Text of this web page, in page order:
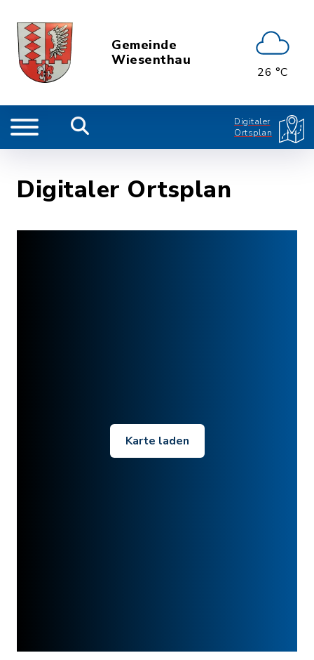
Gemeinde
Wiesenthau
26 °C
Digitaler
Ortsplan
Digitaler Ortsplan
Karte laden